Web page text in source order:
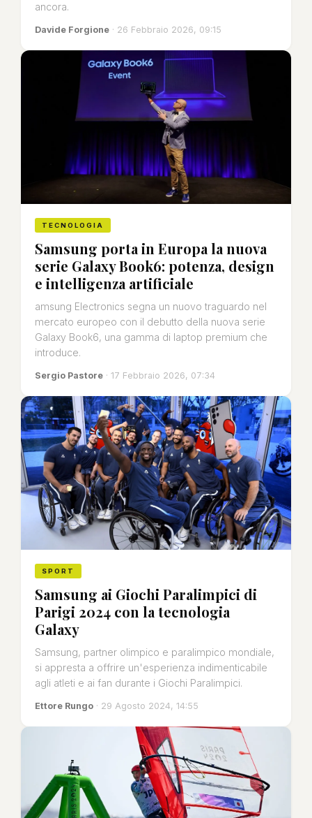
ancora.
Davide Forgione · 26 Febbraio 2026, 09:15
TECNOLOGIA
Samsung porta in Europa la nuova
serie Galaxy Book6: potenza, design
e intelligenza artificiale
amsung Electronics segna un nuovo traguardo nel
mercato europeo con il debutto della nuova serie
Galaxy Book6, una gamma di laptop premium che
introduce.
Sergio Pastore · 17 Febbraio 2026, 07:34
SPORT
Samsung ai Giochi Paralimpici di
Parigi 2024 con la tecnologia
Galaxy
Samsung, partner olimpico e paralimpico mondiale,
si appresta a offrire un'esperienza indimenticabile
agli atleti e ai fan durante i Giochi Paralimpici.
Ettore Rungo · 29 Agosto 2024, 14:55